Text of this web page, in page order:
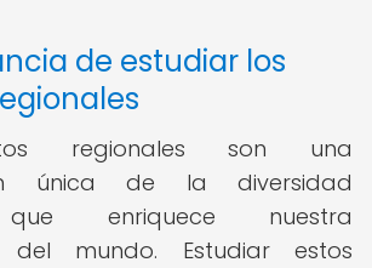
de estudiar los
regionales son una
única de la diversidad
que enriquece nuestra
del mundo. Estudiar estos